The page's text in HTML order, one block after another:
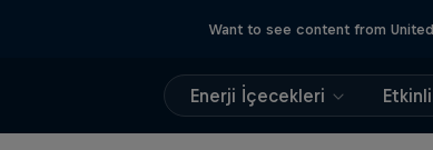
Want to see content from
Enerji İçecekleri